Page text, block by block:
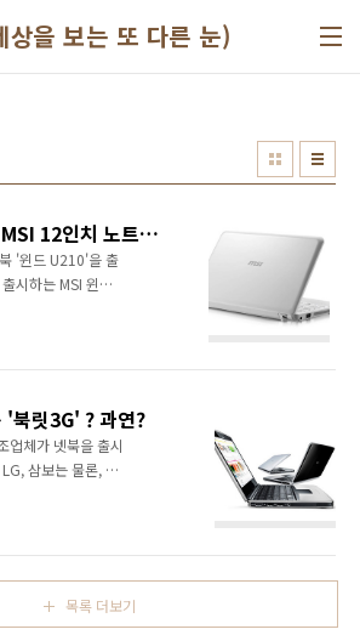
을 보는 또 다른 눈)
그래픽 성능을 높힌 MSI 12인치 노트북 '윈드 U210' 출시
'윈드 U210'을 출
시하는 MSI 윈드
지 '컨슈머 리포
플랫폼을 탑재
화된 모습을 보여
에 비해 약 40% 정
합니다. 더구나
다고 합니다. 12.1
그래픽..
'북릿3G' ? 과연?
업체가 넷북을 출시
삼보는 물론, 레
지... 그만큼 넷북의
제로 담고 있으며,
목록 더보기